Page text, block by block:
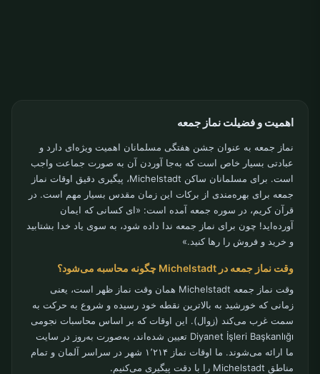
اهمیت و فضیلت نماز جمعه
نماز جمعه به عنوان جشن هفتگی مسلمانان اهمیت ویژه‌ای دارد و
عبادتی بسیار خاص است که به‌جا آوردن آن به صورت جماعت واجب
است. برای مسلمانان ساکن Michelstadt، پیگیری دقیق اوقات نماز
جمعه برای بهره‌مندی از برکات این زمان مقدس بسیار مهم است. در
قرآن کریم، در سوره جمعه آمده است: «ای کسانی که ایمان
آورده‌اید! چون برای نماز جمعه ندا داده شود، به سوی یاد خدا بشتابید
و خرید و فروش را رها کنید.»
وقت نماز جمعه در Michelstadt چگونه محاسبه می‌شود؟
وقت نماز جمعه Michelstadt همان وقت نماز ظهر است، یعنی
زمانی که خورشید به بالاترین نقطه خود رسیده و شروع به حرکت به
سمت غرب می‌کند (زوال). این اوقات که بر اساس محاسبات نجومی
Diyanet İşleri Başkanlığı تعیین شده‌اند، به‌صورت به‌روز در سایت
ما ارائه می‌شوند. ما اوقات نماز ۱٬۲۱۴ شهر در سراسر آلمان و تمام
مناطق Michelstadt را با دقت پیگیری می‌کنیم.